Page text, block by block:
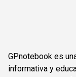
GPnotebook es
informativa y